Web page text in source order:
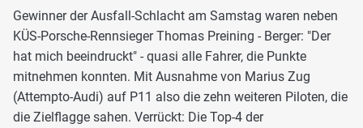
Gewinner der Ausfall-Schlacht am Samstag waren neben
KÜS-Porsche-Rennsieger Thomas Preining - Berger: "Der
hat mich beeindruckt" - quasi alle Fahrer, die Punkte
mitnehmen konnten. Mit Ausnahme von Marius Zug
(Attempto-Audi) auf P11 also die zehn weiteren Piloten, die
die Zielflagge sahen. Verrückt: Die Top-4 der